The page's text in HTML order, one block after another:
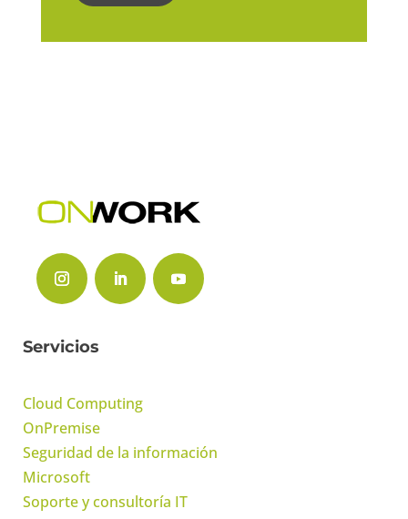
Servicios
Cloud Computing
OnPremise
Seguridad de la información
Microsoft
Soporte y consultoría IT